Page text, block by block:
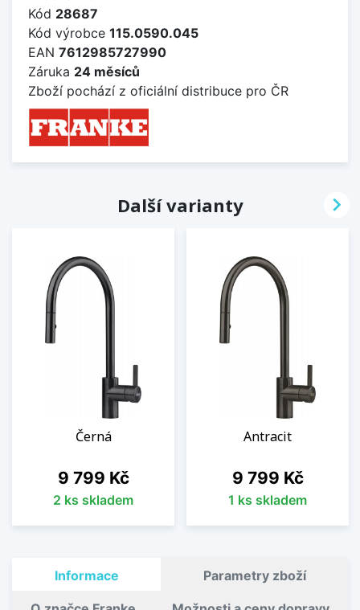
Kód 28687
Kód výrobce 115.0590.045
EAN 7612985727990
Záruka 24 měsíců
Zboží pochází z oficiální distribuce pro ČR
Další varianty
Černá
Cena
9 799 Kč
2 ks skladem
Antracit
Cena
9 799 Kč
1 ks skladem

Informace Parametry zboží